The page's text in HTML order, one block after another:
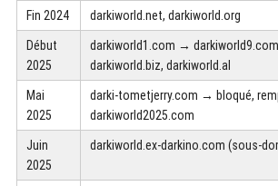
Fin 2024 darkiworld.net, darkiworld.org
Début
2025
darkiworld1.com →
darkiworld.biz, darkiworld.al
Mai
2025
darki-tometjerry.com → bloqué,
darkiworld2025.com
Juin
2025
darkiworld.ex-darkino.com (sous-